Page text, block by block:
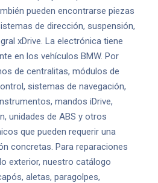
pueden encontrarse piezas
de dirección, suspensión,
xDrive. La electrónica tiene
en los vehículos BMW. Por
de centralitas, módulos de
sistemas de navegación,
mandos iDrive,
unidades de ABS y otros
que pueden requerir una
concretas. Para reparaciones
exterior, nuestro catálogo
aletas, paragolpes,